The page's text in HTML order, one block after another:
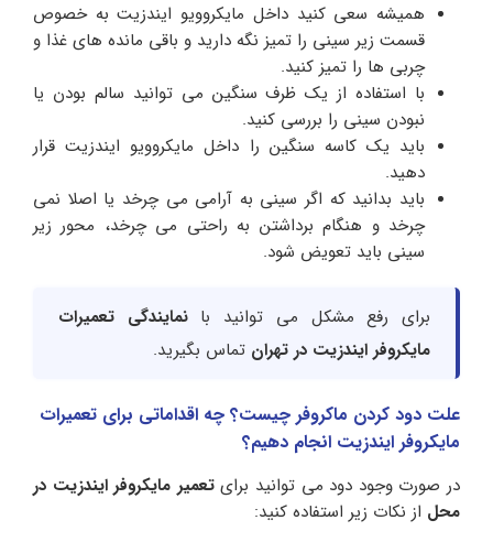
همیشه سعی کنید داخل مایکروویو ایندزیت به خصوص
قسمت زیر سینی را تمیز نگه دارید و باقی مانده های غذا و
چربی ها را تمیز کنید.
با استفاده از یک ظرف سنگین می توانید سالم بودن یا
نبودن سینی را بررسی کنید.
باید یک کاسه سنگین را داخل مایکروویو ایندزیت قرار
دهید.
باید بدانید که اگر سینی به آرامی می چرخد یا اصلا نمی
چرخد و هنگام برداشتن به راحتی می چرخد، محور زیر
سینی باید تعویض شود.
برای رفع مشکل می توانید بانمایندگی تعمیرات
مایکروفر ایندزیت در تهران تماس بگیرید.
علت دود کردن ماکروفر چیست؟ چه اقداماتی برای تعمیرات
مایکروفر ایندزیت انجام دهیم؟
در صورت وجود دود می توانید برایتعمیر مایکروفر ایندزیت در
محل از نکات زیر استفاده کنید: